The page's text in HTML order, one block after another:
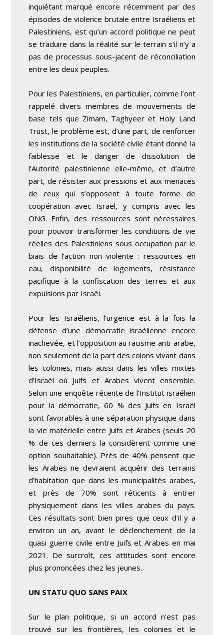
inquiétant marqué encore récemment par des
épisodes de violence brutale entre Israéliens et
Palestiniens, est qu’un accord politique ne peut
se traduire dans la réalité sur le terrain s’il n’y a
pas de processus sous-jacent de réconciliation
entre les deux peuples.
Pour les Palestiniens, en particulier, comme l’ont
rappelé divers membres de mouvements de
base tels que Zimam, Taghyeer et Holy Land
Trust, le problème est, d’une part, de renforcer
les institutions de la société civile étant donné la
faiblesse et le danger de dissolution de
l’Autorité palestinienne elle-même, et d’autre
part, de résister aux pressions et aux menaces
de ceux qui s’opposent à toute forme de
coopération avec Israël, y compris avec les
ONG. Enfin, des ressources sont nécessaires
pour pouvoir transformer les conditions de vie
réelles des Palestiniens sous occupation par le
biais de l’action non violente : ressources en
eau, disponibilité de logements, résistance
pacifique à la confiscation des terres et aux
expulsions par Israël.
Pour les Israéliens, l’urgence est à la fois la
défense d’une démocratie israélienne encore
inachevée, et l’opposition au racisme anti-arabe,
non seulement de la part des colons vivant dans
les colonies, mais aussi dans les villes mixtes
d’Israël où Juifs et Arabes vivent ensemble.
Selon une enquête récente de l’Institut israélien
pour la démocratie, 60 % des Juifs en Israël
sont favorables à une séparation physique dans
la vie matérielle entre Juifs et Arabes (seuls 20
% de ces derniers la considèrent comme une
option souhaitable). Près de 40% pensent que
les Arabes ne devraient acquérir des terrains
d’habitation que dans les municipalités arabes,
et près de 70% sont réticents à entrer
physiquement dans les villes arabes du pays.
Ces résultats sont bien pires que ceux d’il y a
environ un an, avant le déclenchement de la
quasi guerre civile entre Juifs et Arabes en mai
2021. De surcroît, ces attitudes sont encore
plus prononcées chez les jeunes.
UN STATU QUO SANS PAIX
Sur le plan politique, si un accord n’est pas
trouvé sur les frontières, les colonies et le